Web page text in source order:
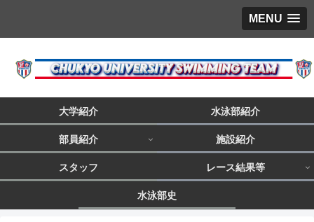
MENU
大学紹介 水泳部紹介
部員紹介 施設紹介
スタッフ レース結果等
水泳部史